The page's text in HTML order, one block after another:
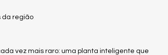
da região
vez mais raro: uma planta inteligente que